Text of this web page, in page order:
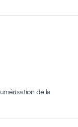
de la